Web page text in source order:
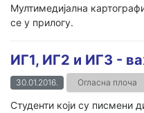
Мултимедијална
се у прилогу.
ИГ1, ИГ2 и ИГ3 -
30.01.2016. Огласна плоча
Студенти који су писмени